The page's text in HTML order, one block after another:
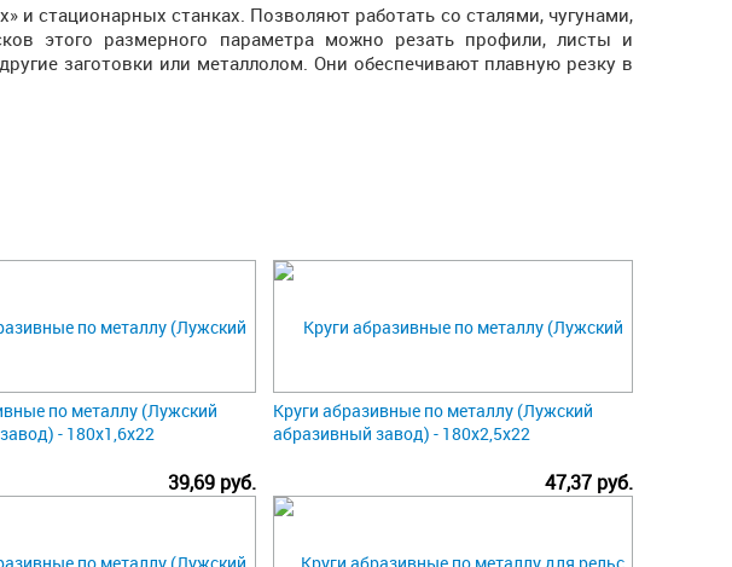
и стационарных станках. Позволяют работать со сталями, чугунами,
этого размерного параметра можно резать профили, листы и
заготовки или металлолом. Они обеспечивают плавную резку в
по металлу (Лужский
- 180х1,6х22
39,69 руб.
Круги абразивные по металлу (Лужский
абразивный завод) - 180х2,5х22
47,37 руб.